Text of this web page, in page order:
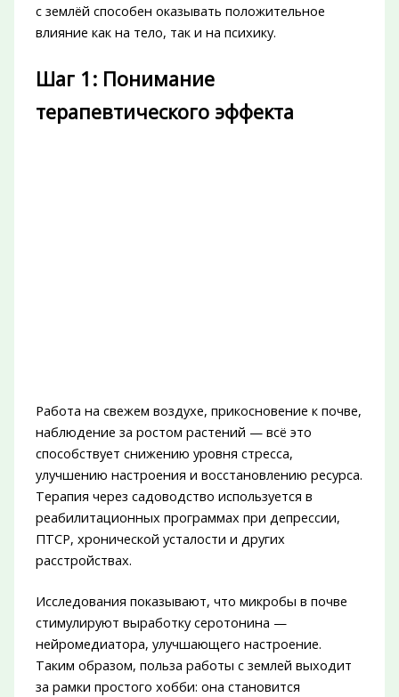
с землёй способен оказывать положительное
влияние как на тело, так и на психику.
Шаг 1: Понимание
терапевтического эффекта
Работа на свежем воздухе, прикосновение к почве,
наблюдение за ростом растений — всё это
способствует снижению уровня стресса,
улучшению настроения и восстановлению ресурса.
Терапия через садоводство используется в
реабилитационных программах при депрессии,
ПТСР, хронической усталости и других
расстройствах.
Исследования показывают, что микробы в почве
стимулируют выработку серотонина —
нейромедиатора, улучшающего настроение.
Таким образом, польза работы с землей выходит
за рамки простого хобби: она становится